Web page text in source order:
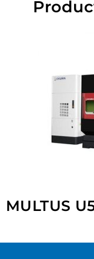
MULTUS